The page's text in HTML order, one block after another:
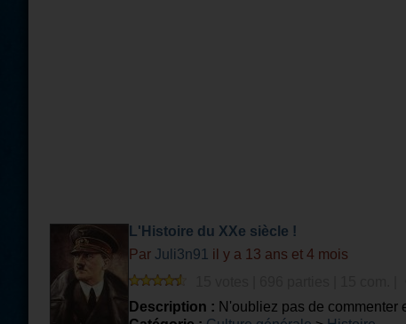
L'Histoire du XXe siècle !
Par Juli3n91 il y a 13 ans et 4 mois
Description : N'oubliez pas de commenter